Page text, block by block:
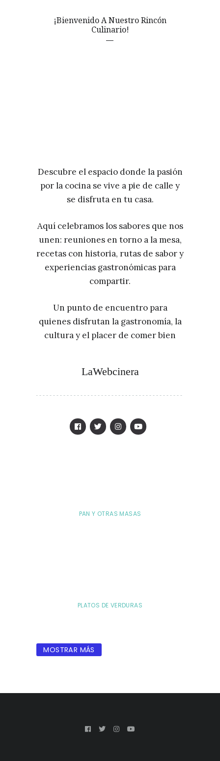
¡Bienvenido A Nuestro Rincón
Culinario!
Descubre el espacio donde la pasión
por la cocina se vive a pie de calle y
se disfruta en tu casa.
Aquí celebramos los sabores que nos
unen: reuniones en torno a la mesa,
recetas con historia, rutas de sabor y
experiencias gastronómicas para
compartir.
Un punto de encuentro para
quienes disfrutan la gastronomía, la
cultura y el placer de comer bien
LaWebcinera
PAN Y OTRAS MASAS
PLATOS DE VERDURAS
MOSTRAR MÁS